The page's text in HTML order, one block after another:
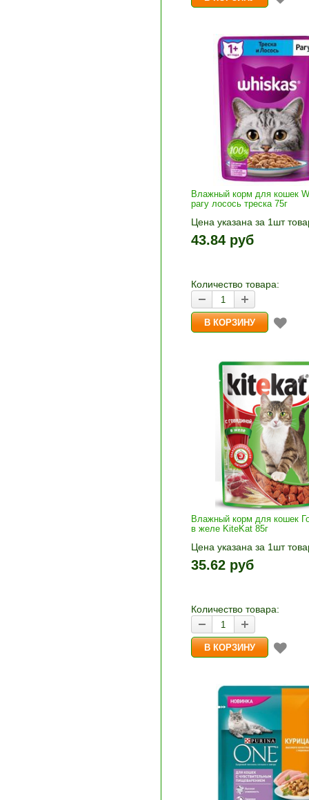
Влажный корм для кошек
рагу лосось треска 75г
Цена указана за 1шт
1шт прибавляется
и «-». Выберите нужное
43.84 руб
Количество товара:
Влажный корм для кошек
в желе KiteKat 85г
Цена указана за 1шт
1шт прибавляется
и «-». Выберите нужное
35.62 руб
Количество товара: